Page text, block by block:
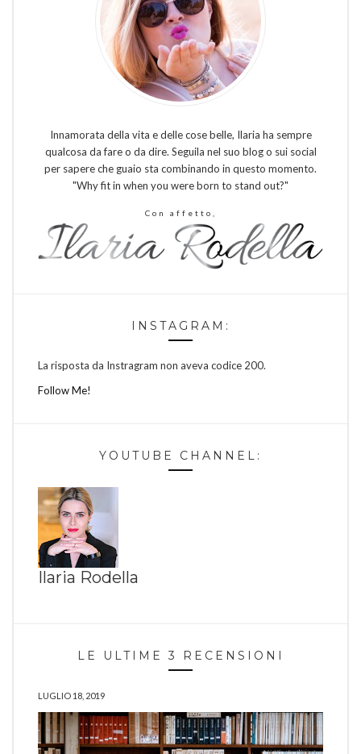
Innamorata della vita e delle cose belle, Ilaria ha sempre
qualcosa da fare o da dire. Seguila nel suo blog o sui social
per sapere che guaio sta combinando in questo momento.
"Why fit in when you were born to stand out?"
Con affetto,
INSTAGRAM:
La risposta da Instragram non aveva codice 200.
Follow Me!
YOUTUBE CHANNEL:
Ilaria Rodella
LE ULTIME 3 RECENSIONI
LUGLIO 18, 2019